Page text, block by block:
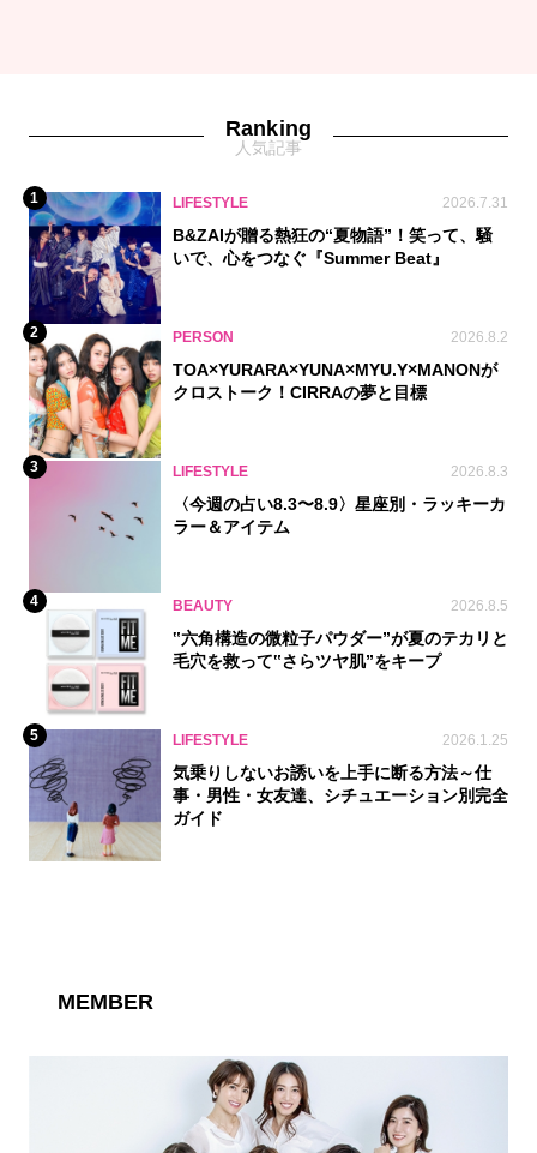
Ranking
人気記事
1 LIFESTYLE 2026.7.31
B&ZAIが贈る熱狂の“夏物語”！笑って、騒
いで、心をつなぐ『Summer Beat』
2 PERSON 2026.8.2
TOA×YURARA×YUNA×MYU.Y×MANONが
クロストーク！CIRRAの夢と目標
3 LIFESTYLE 2026.8.3
〈今週の占い8.3〜8.9〉星座別・ラッキーカ
ラー＆アイテム
4 BEAUTY 2026.8.5
‟六角構造の微粒子パウダー”が夏のテカリと
毛穴を救って‟さらツヤ肌”をキープ
5 LIFESTYLE 2026.1.25
気乗りしないお誘いを上手に断る方法～仕
事・男性・女友達、シチュエーション別完全
ガイド
MEMBER